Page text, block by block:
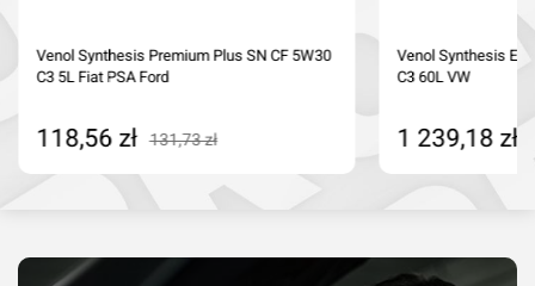
Venol Synthesis Premium Plus SN CF 5W30
C3 5L Fiat PSA Ford
118,56 zł 131,73 zł
Venol Synthesis
C3 60L VW
1 239,18 zł